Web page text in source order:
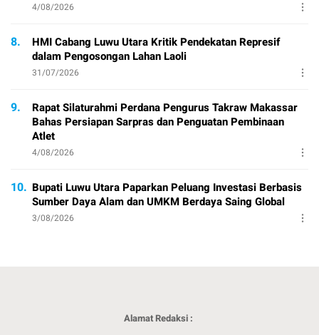
4/08/2026
8.
HMI Cabang Luwu Utara Kritik Pendekatan Represif
dalam Pengosongan Lahan Laoli
31/07/2026
9.
Rapat Silaturahmi Perdana Pengurus Takraw Makassar
Bahas Persiapan Sarpras dan Penguatan Pembinaan
Atlet
4/08/2026
10. Bupati Luwu Utara Paparkan Peluang Investasi Berbasis
Sumber Daya Alam dan UMKM Berdaya Saing Global
3/08/2026
Alamat Redaksi :